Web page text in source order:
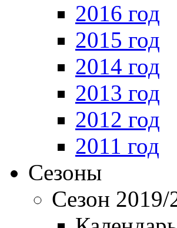
2016 год
2015 год
2014 год
2013 год
2012 год
2011 год
Сезоны
Сезон 2019/